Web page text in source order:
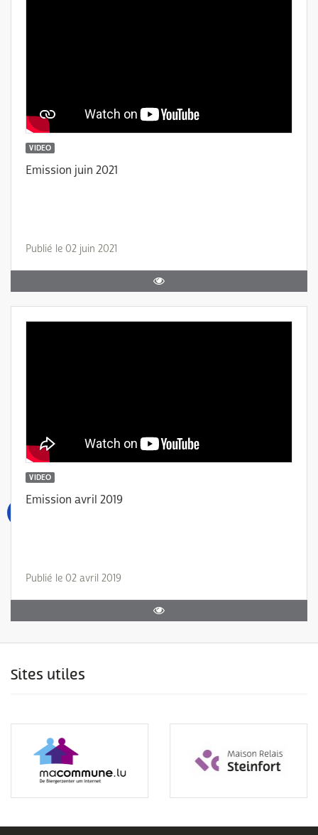
VIDEO
Emission juin 2021
Publié le 02 juin 2021
VIDEO
Emission avril 2019
Publié le 02 avril 2019
Sites utiles